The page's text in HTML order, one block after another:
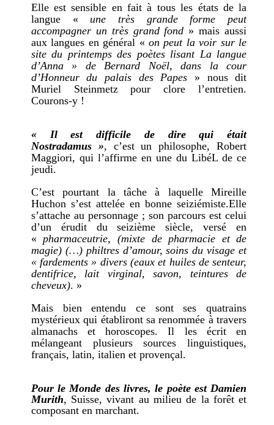
Elle est sensible en fait à tous les états de la
langue « une très grande forme peut
accompagner un très grand fond » mais aussi
aux langues en général « on peut la voir sur le
site du printemps des poètes lisant La langue
d’Anna » de Bernard Noël, dans la cour
d’Honneur du palais des Papes » nous dit
Muriel Steinmetz pour clore l’entretien.
Courons-y !
« Il est difficile de dire qui était
Nostradamus », c’est un philosophe, Robert
Maggiori, qui l’affirme en une du LibéL de ce
jeudi.
C’est pourtant la tâche à laquelle Mireille
Huchon s’est attelée en bonne seiziémiste.Elle
s’attache au personnage ; son parcours est celui
d’un érudit du seizième siècle, versé en
« pharmaceutrie, (mixte de pharmacie et de
magie) (…) philtres d’amour, soins du visage et
« fardements » divers (eaux et huiles de senteur,
dentifrice, lait virginal, savon, teintures de
cheveux). »
Mais bien entendu ce sont ses quatrains
mystérieux qui établiront sa renommée à travers
almanachs et horoscopes. Il les écrit en
mélangeant plusieurs sources linguistiques,
français, latin, italien et provençal.
Pour le Monde des livres, le poète est Damien
Murith, Suisse, vivant au milieu de la forêt et
composant en marchant.